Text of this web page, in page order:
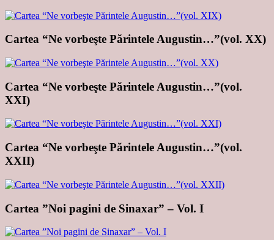
Cartea “Ne vorbeşte Părintele Augustin…”(vol. XX)
Cartea “Ne vorbeşte Părintele Augustin…”(vol.
XXI)
Cartea “Ne vorbeşte Părintele Augustin…”(vol.
XXII)
Cartea ”Noi pagini de Sinaxar” – Vol. I